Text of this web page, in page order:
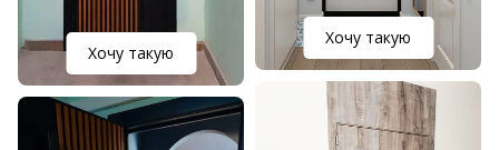
Хочу такую
Хочу такую